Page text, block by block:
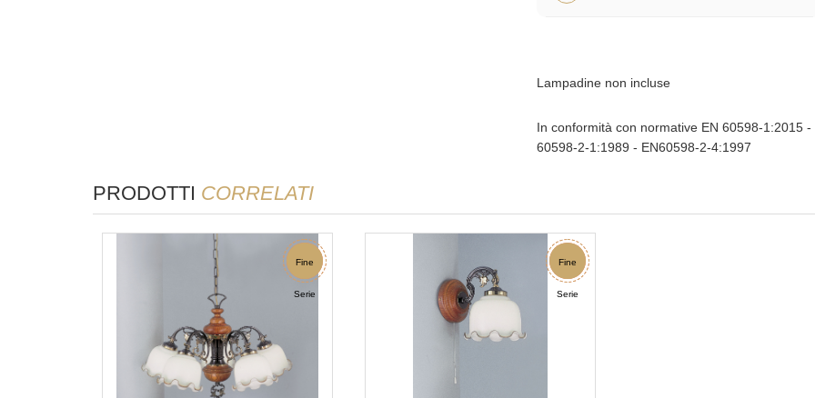
Lampadine non incluse
In conformità con normative EN 60598-1:2015 -
60598-2-1:1989 - EN60598-2-4:1997
PRODOTTI CORRELATI
Sconto
Fine
Serie
Sconto
Fine
Serie